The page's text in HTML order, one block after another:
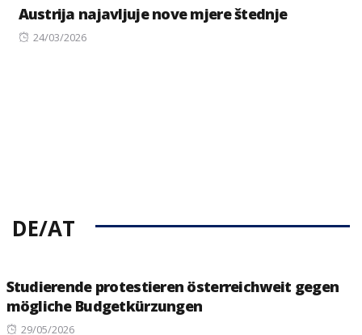
Austrija najavljuje nove mjere štednje
Posted
24/03/2026
DE/AT
Studierende protestieren österreichweit gegen
mögliche Budgetkürzungen
Posted
29/05/2026